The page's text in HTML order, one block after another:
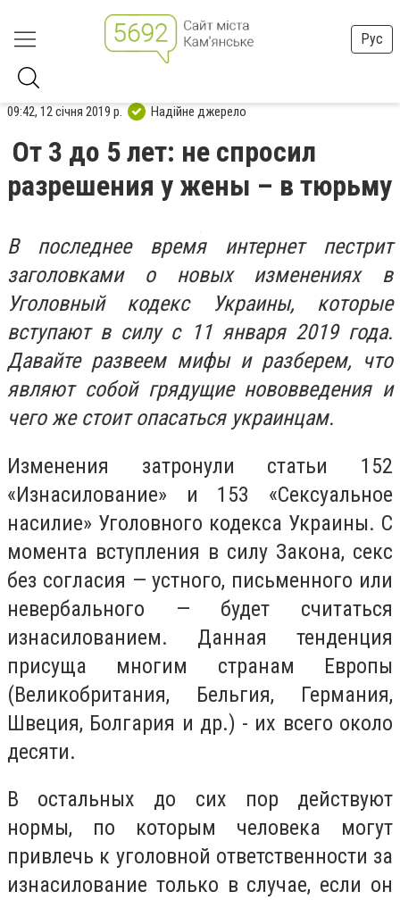
Рус
09:42, 12 січня 2019 р. Надійне джерело
От 3 до 5 лет: не спросил
разрешения у жены – в тюрьму
В последнее время интернет пестрит
заголовками о новых изменениях в
Уголовный кодекс Украины, которые
вступают в силу с 11 января 2019 года.
Давайте развеем мифы и разберем, что
являют собой грядущие нововведения и
чего же стоит опасаться украинцам.
Изменения затронули статьи 152
«Изнасилование» и 153 «Сексуальное
насилие» Уголовного кодекса Украины. С
момента вступления в силу Закона, секс
без согласия — устного, письменного или
невербального — будет считаться
изнасилованием. Данная тенденция
присуща многим странам Европы
(Великобритания, Бельгия, Германия,
Швеция, Болгария и др.) - их всего около
десяти.
В остальных до сих пор действуют
нормы, по которым человека могут
привлечь к уголовной ответственности за
изнасилование только в случае, если он